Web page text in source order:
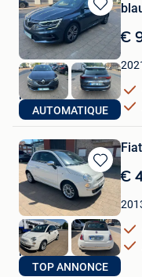
Bewaren
in
Mijn
Favorieten
AUTOMATIQUE
€
Nico
Dilbeek
Bewaren
in
Mijn
Favorieten
TOP ANNONCE
€
Nico
Dilbeek